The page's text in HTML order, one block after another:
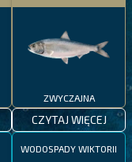
ZWYCZAJNA
CZYTAJ WIĘCEJ
WODOSPADY WIKTORII